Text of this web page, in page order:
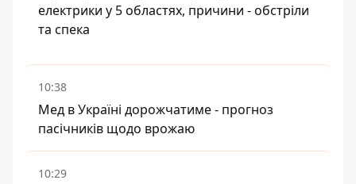
електрики у 5 областях, причини - обстріли
та спека
10:38
Мед в Україні дорожчатиме - прогноз
пасічників щодо врожаю
10:29